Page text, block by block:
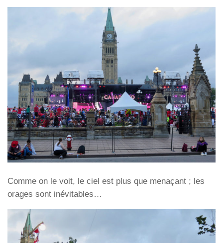
Comme on le voit, le ciel est plus que menaçant ; les
orages sont inévitables…